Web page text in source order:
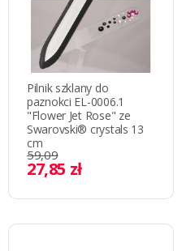
Pilnik szklany do
paznokci EL-0006.1
"Flower Jet Rose" ze
Swarovski® crystals 13
cm
59,09
27,85 zł